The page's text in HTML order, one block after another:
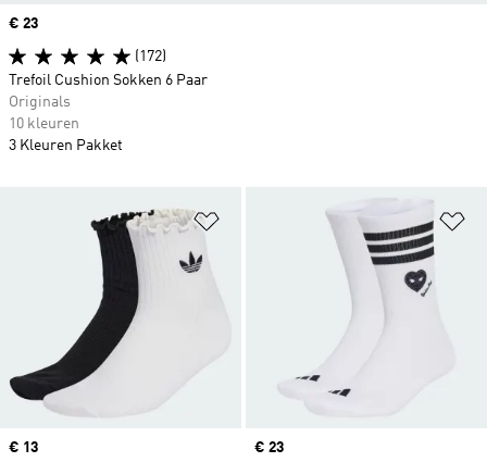
Op verlanglijst zetten
Price
€ 13
Price
€ 23
Price
€ 23
(172)
Trefoil Cushion Sokken 6 Paar
Originals
10 kleuren
3 Kleuren Pakket